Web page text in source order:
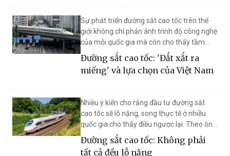
nghiệp, cộng với sự cải cách mạnh mẽ thị
trường vốn Việt Nam để huy động sự tham
gia của người dân, doanh nghiệp, nhà đầu
tư bao gồm tổ chức quốc tế.
VietnamFinance xin giới thiệu bài viết của
Sự phát triển đường sắt cao tốc trên thế
giới không chỉ phản ánh trình độ công nghệ
của mỗi quốc gia mà còn cho thấy tầm
nhìn chiến lược về kết nối, phát triển kinh tế
và bảo vệ môi trường.
Đường sắt cao tốc: 'Đắt xắt ra
miếng' và lựa chọn của Việt Nam
Nhiều ý kiến cho rằng đầu tư đường sắt
cao tốc sẽ lỗ nặng, song thực tế ở nhiều
quốc gia cho thấy điều ngược lại. Theo ông
Cao Bảo Đỗ, Thành viên HĐQT Công ty cổ
phần FPT, trước khi khẳng định lỗ hay lãi,
Đường sắt cao tốc: Không phải
tất cả đều lỗ nặng